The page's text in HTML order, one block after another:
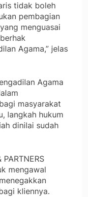
tidak boleh
pembagian
menguasai
Agama,” jelas
Agama
masyarakat
langkah hukum
dinilai sudah
mengawal
kliennya.